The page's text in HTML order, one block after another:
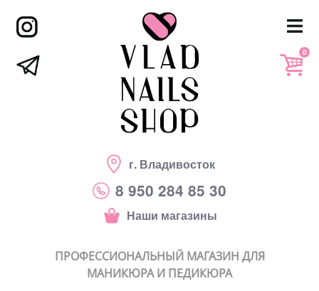
г. Владивосток
8 950 284 85 30
Наши магазины
0
ПРОФЕССИОНАЛЬНЫЙ МАГАЗИН ДЛЯ
МАНИКЮРА И ПЕДИКЮРА